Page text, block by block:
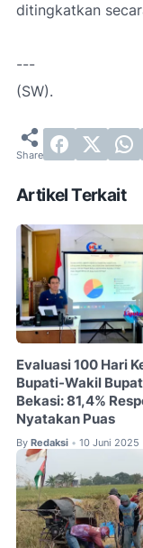
ditingkatkan
---
(SW).
Artikel Terkait
Evaluasi 100 Hari
Bupati-Wakil
Bekasi: 81,4%
Nyatakan Puas
By Redaksi • 10 Juni 2025